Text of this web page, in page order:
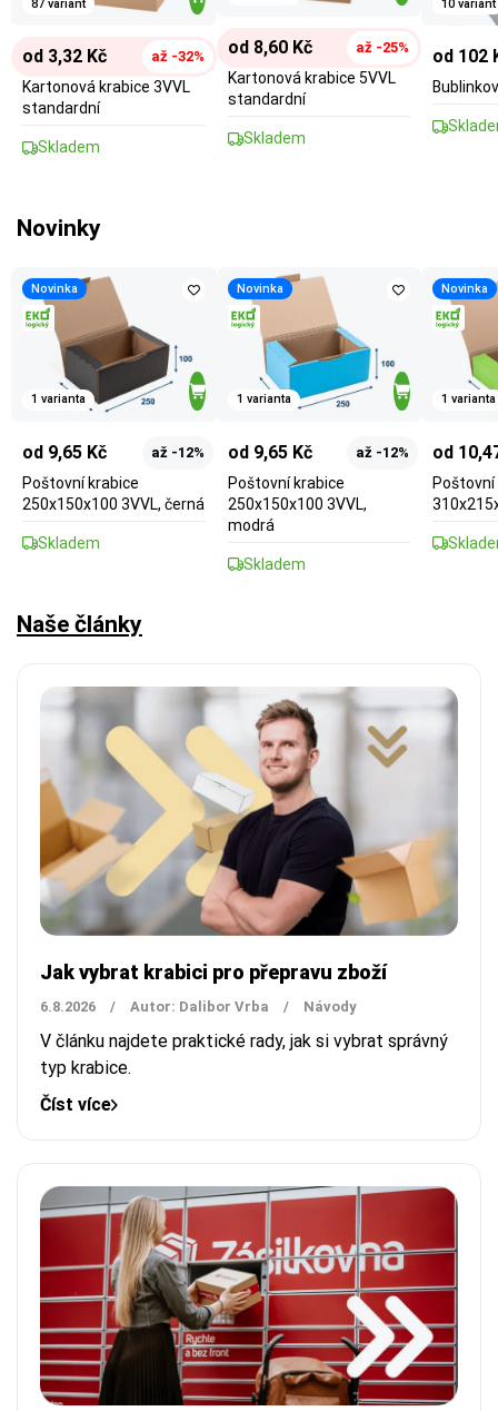
87 variant
od 3,32 Kč až -32%
Kartonová krabice 3VVL
standardní
Skladem
od 8,60 Kč až -25%
Kartonová krabice 5VVL
standardní
Skladem
10 variant
od 102
Novinky
Novinka
1 varianta
od 9,65 Kč až -12%
Poštovní krabice
250x150x100 3VVL, černá
Skladem
Novinka
1 varianta
od 9,65 Kč až -12%
Poštovní krabice
250x150x100 3VVL,
modrá
Skladem
Novinka
1 varianta
od
Naše články
Jak vybrat krabici pro přepravu zboží
6.8.2026 / Autor: Dalibor Vrba / Návody
V článku najdete praktické rady, jak si vybrat správný
typ krabice.
Číst více